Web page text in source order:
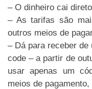
– O dinheiro cai
– As tarifas são
outros meios de
– Dá para receber
code – a partir de
usar apenas um
meios de